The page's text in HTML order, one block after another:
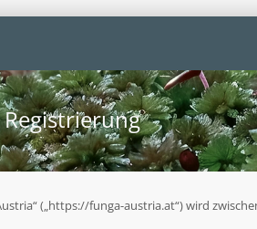
(„https://funga-austria.at“) wird